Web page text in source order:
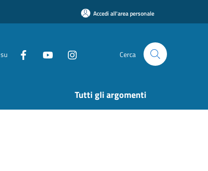
Accedi all'area personale
Cerca
Tutti gli argomenti